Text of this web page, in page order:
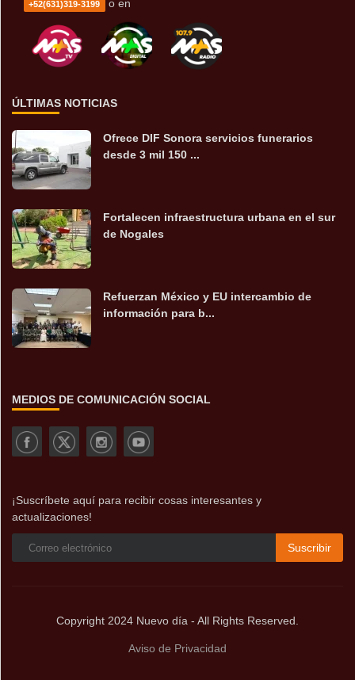
+52(631)319-3199 o en
ÚLTIMAS NOTICIAS
Ofrece DIF Sonora servicios funerarios
desde 3 mil 150 ...
Fortalecen infraestructura urbana en el sur
de Nogales
Refuerzan México y EU intercambio de
información para b...
MEDIOS DE COMUNICACIÓN SOCIAL
¡Suscríbete aquí para recibir cosas interesantes y
actualizaciones!
Suscribir
Copyright 2024 Nuevo día - All Rights Reserved.
Aviso de Privacidad